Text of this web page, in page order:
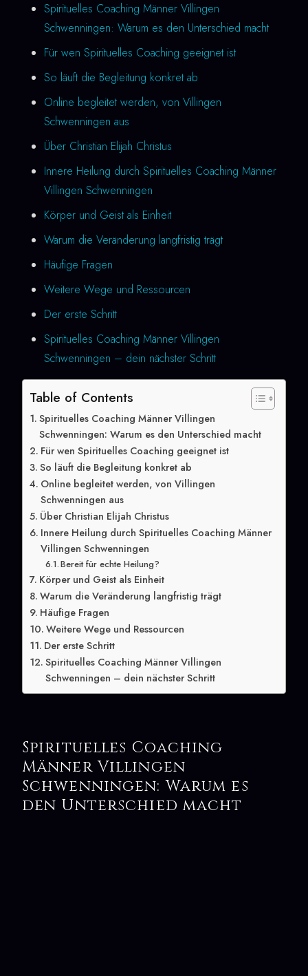
Spirituelles Coaching Männer Villingen
Schwenningen: Warum es den Unterschied macht
Für wen Spirituelles Coaching geeignet ist
So läuft die Begleitung konkret ab
Online begleitet werden, von Villingen
Schwenningen aus
Über Christian Elijah Christus
Innere Heilung durch Spirituelles Coaching Männer
Villingen Schwenningen
Körper und Geist als Einheit
Warum die Veränderung langfristig trägt
Häufige Fragen
Weitere Wege und Ressourcen
Der erste Schritt
Spirituelles Coaching Männer Villingen
Schwenningen – dein nächster Schritt
Table of Contents
Spirituelles Coaching Männer Villingen
Schwenningen: Warum es den Unterschied macht
Für wen Spirituelles Coaching geeignet ist
So läuft die Begleitung konkret ab
Online begleitet werden, von Villingen
Schwenningen aus
Über Christian Elijah Christus
Innere Heilung durch Spirituelles Coaching Männer
Villingen Schwenningen
Bereit für echte Heilung?
Körper und Geist als Einheit
Warum die Veränderung langfristig trägt
Häufige Fragen
Weitere Wege und Ressourcen
Der erste Schritt
Spirituelles Coaching Männer Villingen
Schwenningen – dein nächster Schritt
Spirituelles Coaching
Männer Villingen
Schwenningen: Warum es
den Unterschied macht